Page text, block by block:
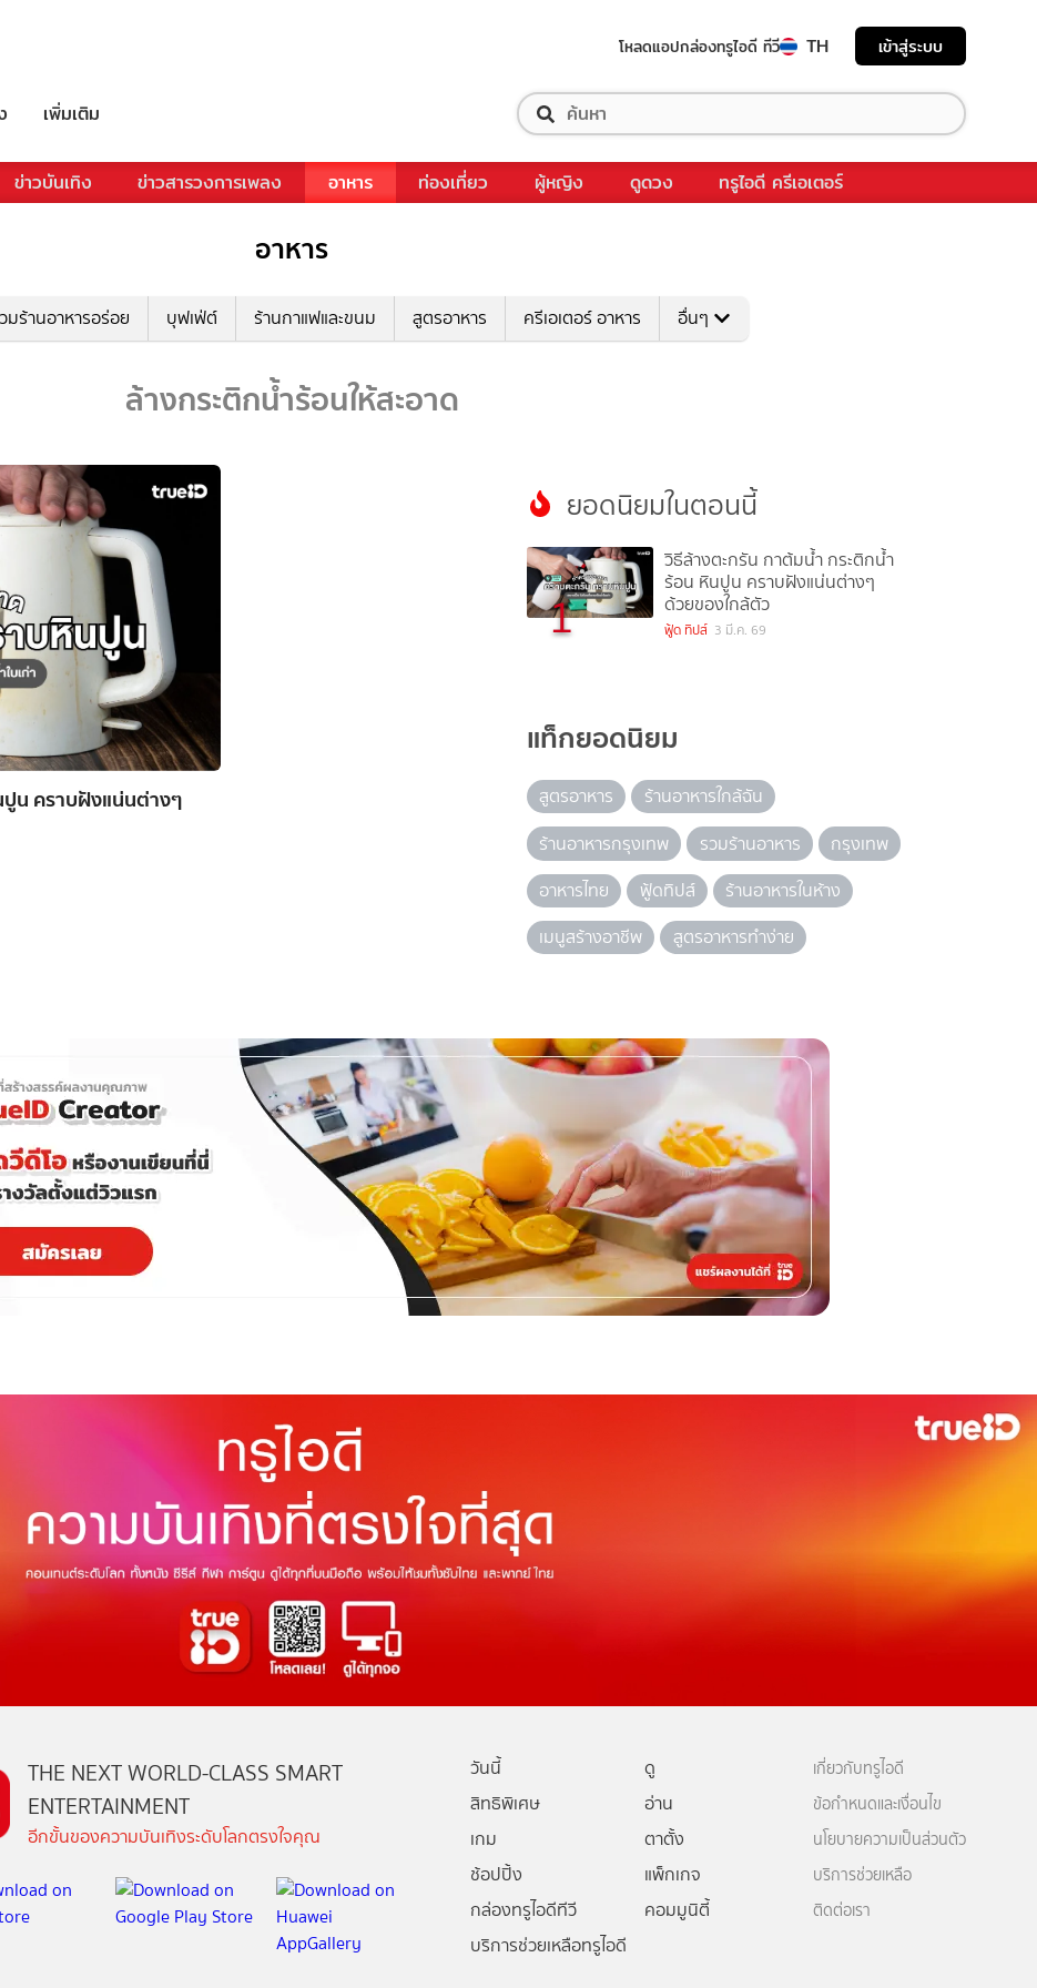
โหลดแอปกล่องทรูไอดี ทีวี TH เข้าสู่ระบบ
เพิ่มเติม
ข่าวบันเทิง ข่าวสารวงการเพลง อาหาร ท่องเที่ยว ผู้หญิง ดูดวง ทรูไอดี ครีเอเตอร์
อาหาร
มร้านอาหารอร่อย บุฟเฟ่ต์ ร้านกาแฟและขนม สูตรอาหาร ครีเอเตอร์ อาหาร อื่นๆ
ล้างกระติกน้ำร้อนให้สะอาด
น คราบฝังแน่นต่างๆ
ยอดนิยมในตอนนี้
1
วิธีล้างตะกรัน กาต้มน้ำ กระติกน้ำ
ร้อน หินปูน คราบฝังแน่นต่างๆ
ด้วยของใกล้ตัว
ฟู้ด ทิปส์ 3 มี.ค. 69
แท็กยอดนิยม
สูตรอาหาร
ร้านอาหารใกล้ฉัน
ร้านอาหารกรุงเทพ
รวมร้านอาหาร
กรุงเทพ
อาหารไทย
ฟู้ดทิปส์
ร้านอาหารในห้าง
เมนูสร้างอาชีพ
สูตรอาหารทำง่าย
THE NEXT WORLD-CLASS SMART
ENTERTAINMENT
อีกขั้นของความบันเทิงระดับโลกตรงใจคุณ
วันนี้
ดู
สิทธิพิเศษ
อ่าน
เกม
ตาตั้ง
ช้อปปิ้ง
แพ็กเกจ
กล่องทรูไอดีทีวี
คอมมูนิตี้
บริการช่วยเหลือทรูไอดี
เกี่ยวกับทรูไอดี
ข้อกำหนดและเงื่อนไข
นโยบายความเป็นส่วนตัว
บริการช่วยเหลือ
ติดต่อเรา